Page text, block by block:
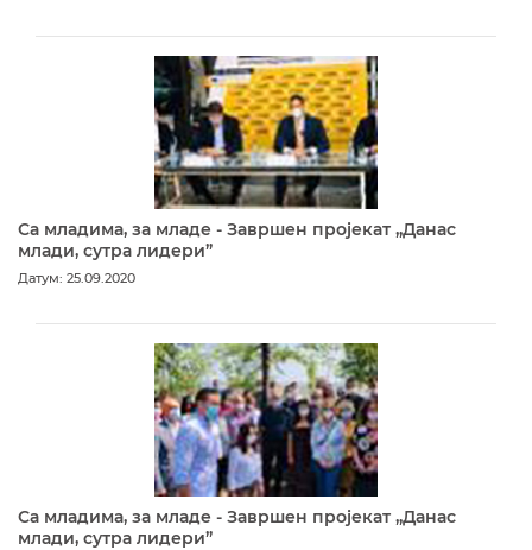
Са младима, за младе - Завршен пројекат „Данас
млади, сутра лидери”
Датум: 25.09.2020
Са младима, за младе - Завршен пројекат „Данас
млади, сутра лидери”